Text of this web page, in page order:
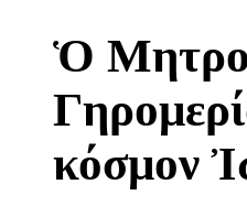
Ὁ
κόσμον